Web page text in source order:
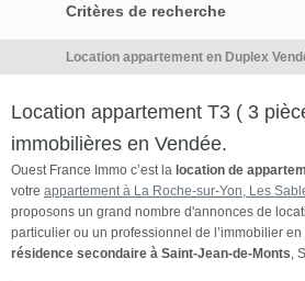
Critères de recherche
Location appartement en Duplex
Location appartement T3 ( 3
immobilières en Vendée.
Ouest France Immo c’est la location de
votre appartement à La Roche-sur-Yon, Les
proposons un grand nombre d'annonces de
particulier ou un professionnel de l’immobilier
résidence secondaire à Saint-Jean-de-Monts,